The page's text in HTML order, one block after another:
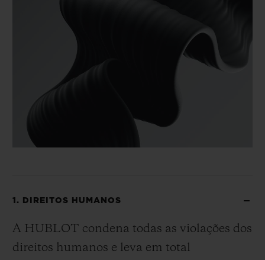
1. DIREITOS HUMANOS
A HUBLOT condena todas as violações dos
direitos humanos e leva em total
ENCONTRAR UMA